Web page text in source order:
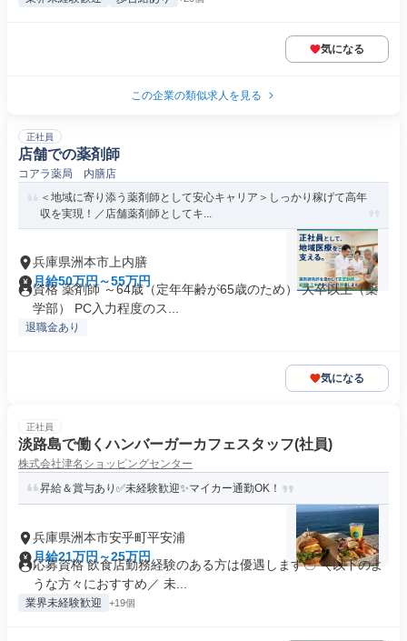
気になる
この企業の類似求人を見る
正社員
店舗での薬剤師
コアラ薬局 内膳店
＜地域に寄り添う薬剤師として安心キャリア＞しっかり稼げて高年
収を実現！／店舗薬剤師としてキ...
兵庫県洲本市上内膳
月給50万円～55万円
資格 薬剤師 ～64歳（定年年齢が65歳のため） 大卒以上（薬
学部） PC入力程度のス...
退職金あり
気になる
正社員
淡路島で働くハンバーガーカフェスタッフ(社員)
株式会社津名ショッピングセンター
昇給＆賞与あり✅未経験歓迎✨マイカー通勤OK！
兵庫県洲本市安乎町平安浦
月給21万円～25万円
応募資格 飲食店勤務経験のある方は優遇します〇 ＼以下のよ
うな方々におすすめ／ 未...
業界未経験歓迎 +19個